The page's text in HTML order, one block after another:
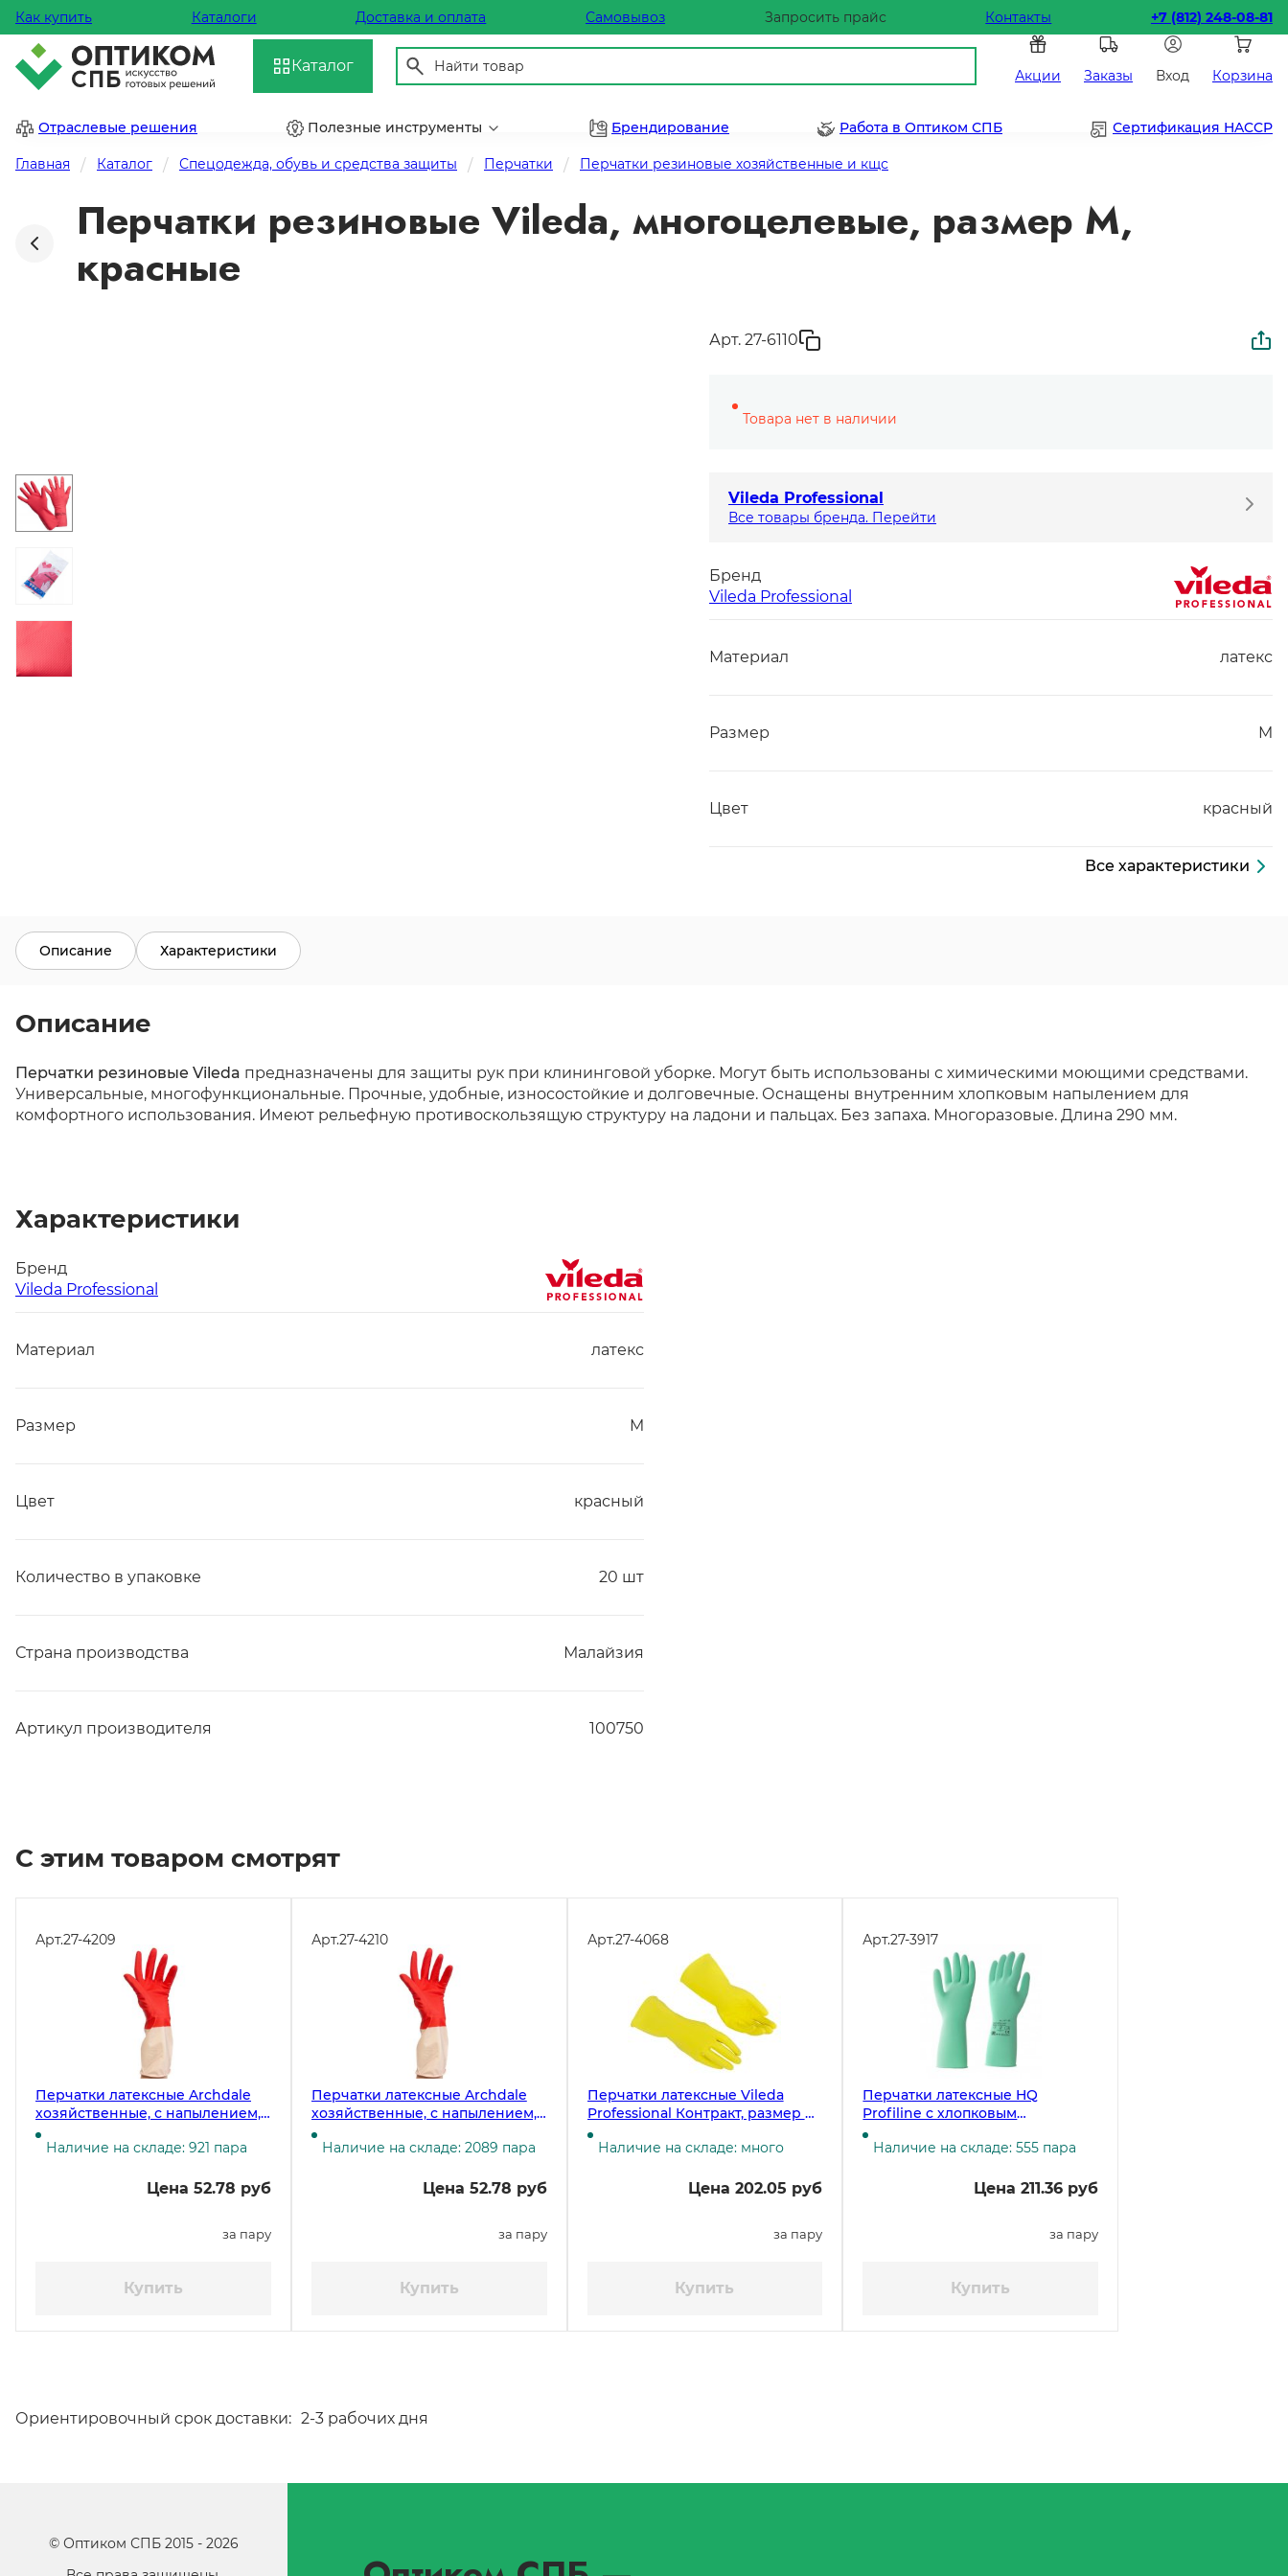
Как купить Каталоги Доставка и оплата Самовывоз Запросить прайс Контакты +7 (812) 248-08-81
Каталог
Акции Заказы Вход Корзина
Отраслевые решения Полезные инструменты Брендирование Работа в Оптиком СПБ Сертификация HACCP
Главная Каталог Спецодежда, обувь и средства защиты Перчатки Перчатки резиновые хозяйственные и кщс
Перчатки резиновые Vileda, многоцелевые, размер M,
красные
Арт. 27-6110
Товара нет в наличии
Vileda Professional
Все товары бренда. Перейти
Бренд
Vileda Professional
Материал латекс
Размер M
Цвет красный
Все характеристики
Описание Характеристики
Описание
Перчатки резиновые Vileda предназначены для защиты рук при клининговой уборке. Могут быть использованы с химическими моющими средствами.
Универсальные, многофункциональные. Прочные, удобные, износостойкие и долговечные. Оснащены внутренним хлопковым напылением для
комфортного использования. Имеют рельефную противоскользящую структуру на ладони и пальцах. Без запаха. Многоразовые. Длина 290 мм.
Характеристики
Бренд
Vileda Professional
Материал латекс
Размер M
Цвет красный
Количество в упаковке 20 шт
Страна производства Малайзия
Артикул производителя 100750
С этим товаром смотрят
Арт.27-4209
Перчатки латексные Archdale
хозяйственные, с напылением,
размер М, красно-белые
Наличие на складе: 921 пара
Цена 52.78 руб
за пару
Купить
Арт.27-4210
Перчатки латексные Archdale
хозяйственные, с напылением,
размер L, красно-белые
Наличие на складе: 2089 пара
Цена 52.78 руб
за пару
Купить
Арт.27-4068
Перчатки латексные Vileda
Professional Контракт, размер М,
жёлтые ЧЗ
Наличие на складе: много
Цена 202.05 руб
за пару
Купить
Арт.27-3917
Перчатки латексные HQ
Profiline с хлопковым
напылением, размер M (7,5-8),
зелёные
Наличие на складе: 555 пара
Цена 211.36 руб
за пару
Купить
Ориентировочный срок доставки: 2-3 рабочих дня
© Оптиком СПБ 2015 - 2026